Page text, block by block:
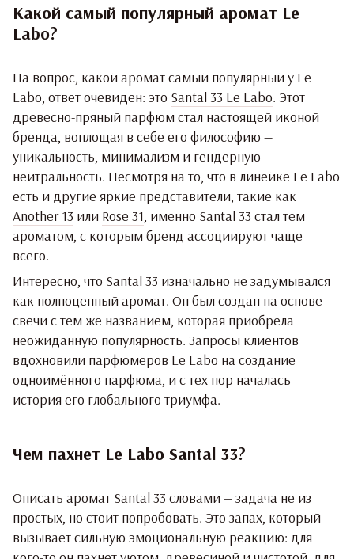
Какой самый популярный аромат Le
Labo?
На вопрос, какой аромат самый популярный у Le
Labo, ответ очевиден: это Santal 33 Le Labo. Этот
древесно-пряный парфюм стал настоящей иконой
бренда, воплощая в себе его философию —
уникальность, минимализм и гендерную
нейтральность. Несмотря на то, что в линейке Le Labo
есть и другие яркие представители, такие как
Another 13 или Rose 31 , именно Santal 33 стал тем
ароматом, с которым бренд ассоциируют чаще
всего.
Интересно, что Santal 33 изначально не задумывался
как полноценный аромат. Он был создан на основе
свечи с тем же названием, которая приобрела
неожиданную популярность. Запросы клиентов
вдохновили парфюмеров Le Labo на создание
одноимённого парфюма, и с тех пор началась
история его глобального триумфа.
Чем пахнет Le Labo Santal 33?
Описать аромат Santal 33 словами — задача не из
простых, но стоит попробовать. Это запах, который
вызывает сильную эмоциональную реакцию: для